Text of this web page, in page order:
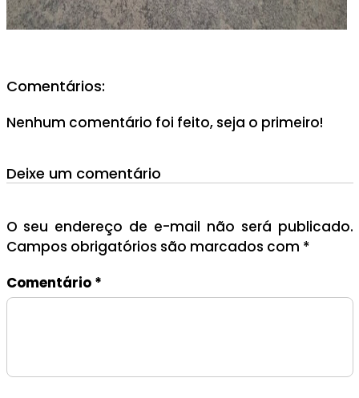
Comentários:
Nenhum comentário foi feito, seja o primeiro!
Deixe um comentário
O seu endereço de e-mail não será publicado.
Campos obrigatórios são marcados com *
Comentário *